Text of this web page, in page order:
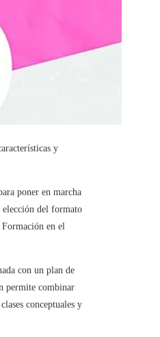
y
poner en marcha
elección del formato
en el
con un plan de
permite combinar
conceptuales y